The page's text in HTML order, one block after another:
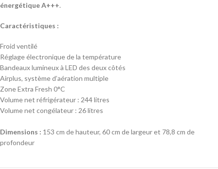
énergétique A+++.
Caractéristiques :
Froid ventilé
Réglage électronique de la température
Bandeaux lumineux à LED des deux côtés
Airplus, système d’aération multiple
Zone Extra Fresh 0°C
Volume net réfrigérateur : 244 litres
Volume net congélateur : 26 litres
Dimensions : 153 cm de hauteur, 60 cm de largeur et 78,8 cm de
profondeur